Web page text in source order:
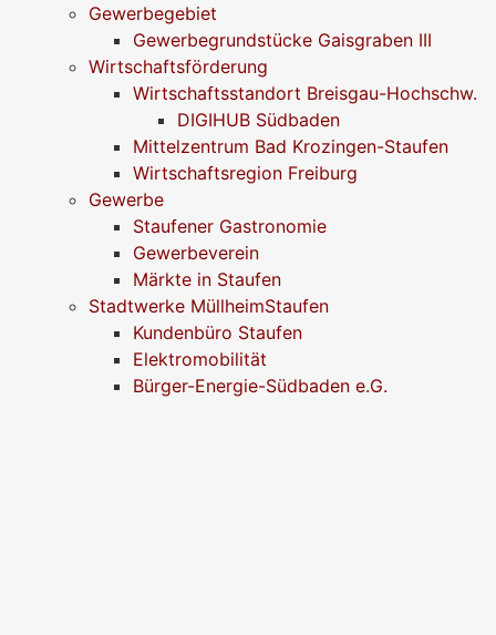
Gewerbegebiet
Gewerbegrundstücke Gaisgraben III
Wirtschaftsförderung
Wirtschaftsstandort Breisgau-Hochschw.
DIGIHUB Südbaden
Mittelzentrum Bad Krozingen-Staufen
Wirtschaftsregion Freiburg
Gewerbe
Staufener Gastronomie
Gewerbeverein
Märkte in Staufen
Stadtwerke MüllheimStaufen
Kundenbüro Staufen
Elektromobilität
Bürger-Energie-Südbaden e.G.